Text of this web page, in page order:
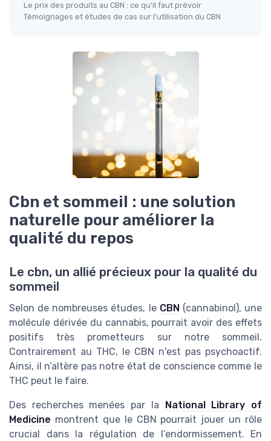
Le prix des produits au CBN : ce qu'il faut prévoir
Témoignages et études de cas sur l'utilisation du CBN
Cbn et sommeil : une solution
naturelle pour améliorer la
qualité du repos
Le cbn, un allié précieux pour la qualité du
sommeil
Selon de nombreuses études, le CBN (cannabinol), une
molécule dérivée du cannabis, pourrait avoir des effets
positifs très prometteurs sur notre sommeil.
Contrairement au THC, le CBN n'est pas psychoactif.
Ainsi, il n’altère pas notre état de conscience comme le
THC peut le faire.
Des recherches menées par la
National Library of
Medicine montrent que le CBN pourrait jouer un rôle
crucial dans la régulation de l’endormissement. En